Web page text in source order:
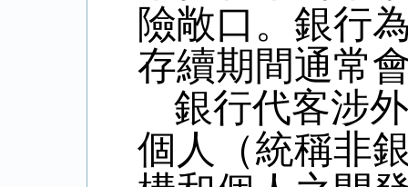
險敞口。銀行
存續期間通常
銀行代客涉
個人（統稱非